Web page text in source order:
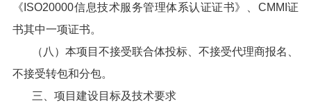
《ISO20000信息技术服务管理体系认证证书》、CMMI证
书其中一项证书。
（八）本项目不接受联合体投标、不接受代理商报名、
不接受转包和分包。
三、项目建设目标及技术要求